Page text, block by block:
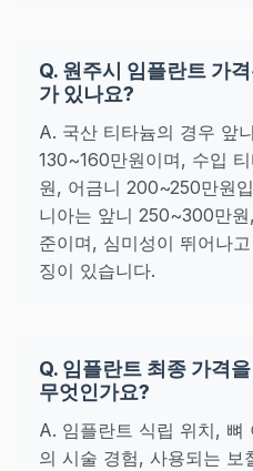
Q. 원주시 임플란트 가
가 있나요?
A. 국산 티타늄의 경우 앞
130~160만원이며, 수입
원, 어금니 200~250만원
니아는 앞니 250~300만
준이며, 심미성이 뛰어나
징이 있습니다.
Q. 임플란트 최종 가격
무엇인가요?
A. 임플란트 식립 위치, 뼈
의 시술 경험, 사용되는 보